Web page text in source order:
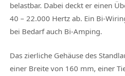
belastbar. Dabei deckt er einen
40 – 22.000 Hertz ab. Ein Bi-
bei Bedarf auch Bi-Amping.
Das zierliche Gehäuse des
einer Breite von 160 mm, einer